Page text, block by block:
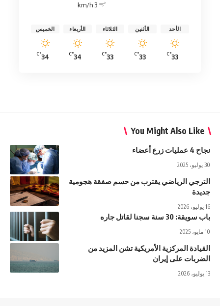
3 km/h
الأحد
33
°C
الأثنين
33
°C
الثلاثاء
33
°C
الأربعاء
34
°C
الخميس
34
°C
You Might Also Like
نجاح 4 عمليات زرع أعضاء
30 يوليو، 2025
الترجي الرياضي يقترب من حسم صفقة هجومية
جديدة
16 يوليو، 2026
باب سويقة: 30 سنة سجنا لقاتل جاره
10 مايو، 2025
القيادة المركزية الأمريكية تشن المزيد من
الضربات على إيران
13 يوليو، 2026